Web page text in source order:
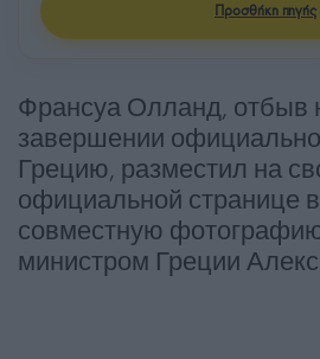
Προσθήκη πηγής
Франсуа Олланд, отбыв
завершении
Грецию, разместил на
официальной странице в
совместную
министром Греции